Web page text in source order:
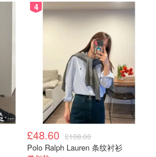
4
£48.60 £108.00
Polo Ralph Lauren 条纹衬衫